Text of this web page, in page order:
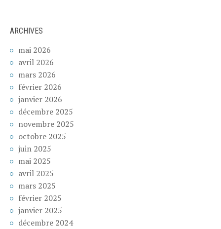
ARCHIVES
mai 2026
avril 2026
mars 2026
février 2026
janvier 2026
décembre 2025
novembre 2025
octobre 2025
juin 2025
mai 2025
avril 2025
mars 2025
février 2025
janvier 2025
décembre 2024